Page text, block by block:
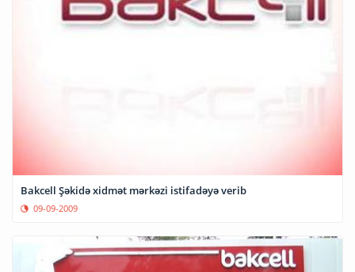
Bakcell Şəkidə xidmət mərkəzi istifadəyə verib
09-09-2009